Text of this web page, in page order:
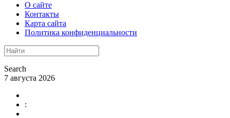
О сайте
Контакты
Карта сайта
Политика конфиденциальности
Search
7 августа 2026
: